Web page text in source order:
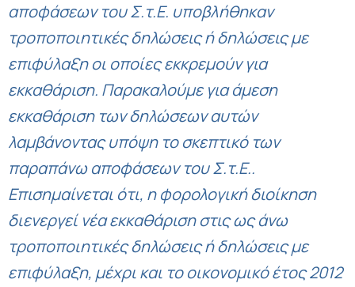
αποφάσεων του Σ.τ.Ε. υποβλήθηκαν
τροποποιητικές δηλώσεις ή δηλώσεις με
επιφύλαξη οι οποίες εκκρεμούν για
εκκαθάριση. Παρακαλούμε για άμεση
εκκαθάριση των δηλώσεων αυτών
λαμβάνοντας υπόψη το σκεπτικό των
παραπάνω αποφάσεων του Σ.τ.Ε..
Επισημαίνεται ότι, η φορολογική διοίκηση
διενεργεί νέα εκκαθάριση στις ως άνω
τροποποιητικές δηλώσεις ή δηλώσεις με
επιφύλαξη, μέχρι και το οικονομικό έτος 2012